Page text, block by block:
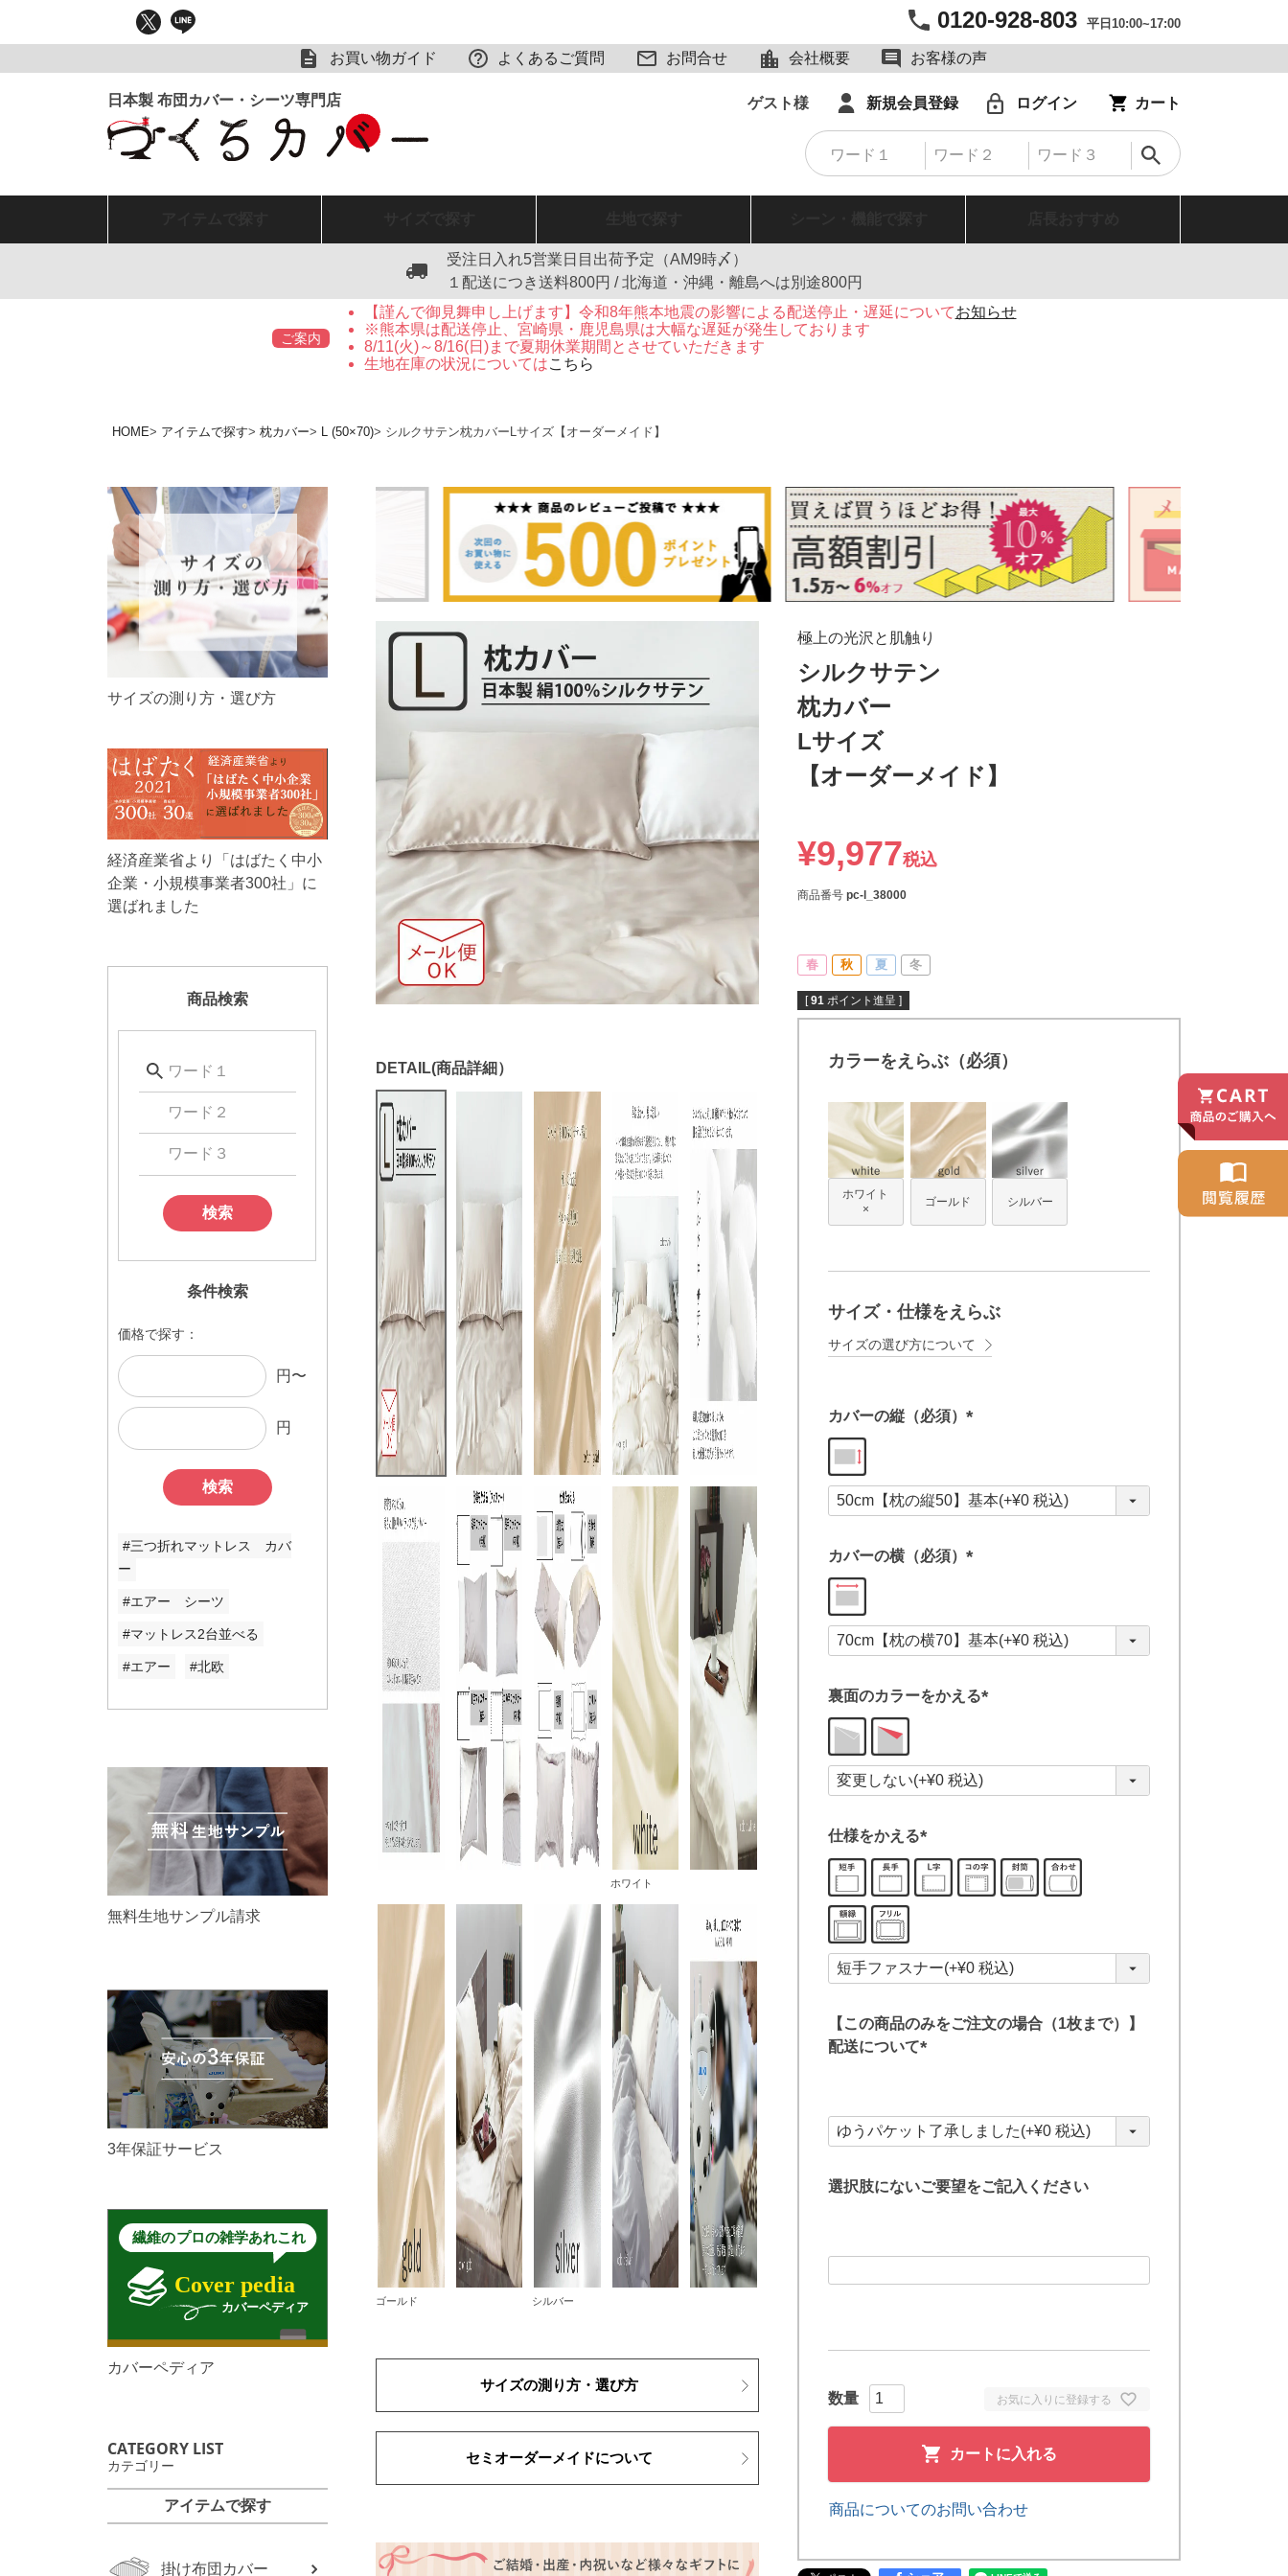
0120-928-803 平日10:00~17:00
お買い物ガイド よくあるご質問 お問合せ 会社概要 お客様の声
ゲスト様 新規会員登録 ログイン カート
受注日入れ5営業日目出荷予定（AM9時〆）
１配送につき送料800円 / 北海道・沖縄・離島へは別途800円
ご案内
【謹んで御見舞申し上げます】令和8年熊本地震の影響による配送停止・遅延についてお知らせ
※熊本県は配送停止、宮崎県・鹿児島県は大幅な遅延が発生しております
8/11(火)～8/16(日)まで夏期休業期間とさせていただきます
生地在庫の状況についてはこちら
HOME アイテムで探す 枕カバー L (50×70) シルクサテン枕カバーLサイズ【オーダーメイド】
サイズの測り方・選び方
経済産業省より「はばたく中小
企業・小規模事業者300社」に
選ばれました
商品検索
検索
条件検索
価格で探す：
円〜
円
検索
#三つ折れマットレス カバ
ー
#エアー シーツ
#マットレス2台並べる
#エアー #北欧
無料生地サンプル請求
3年保証サービス
カバーペディア
CATEGORY LIST
カテゴリー
アイテムで探す
掛け布団カバー
ホワイト
ゴールド シルバー
サイズの測り方・選び方
セミオーダーメイドについて
極上の光沢と肌触り
シルクサテン
枕カバー
Lサイズ
【オーダーメイド】
¥9,977税込
商品番号 pc-l_38000
春 秋 夏 冬
[ 91 ポイント進呈 ]
カラーをえらぶ（必須）
ホワイト
×
ゴールド シルバー
お気に入りに登録する
カートに入れる
サイズ・仕様をえらぶ
サイズの選び方について
カバーの縦（必須）
須
)
カバーの横（必須）
須
)
裏面のカラーをかえる
須
)
仕様をかえる
(
必
【この商品のみをご注文の場合（1枚まで）】
配送について
須
)
選択肢にないご要望をご記入ください
商品についてのお問い合わせ